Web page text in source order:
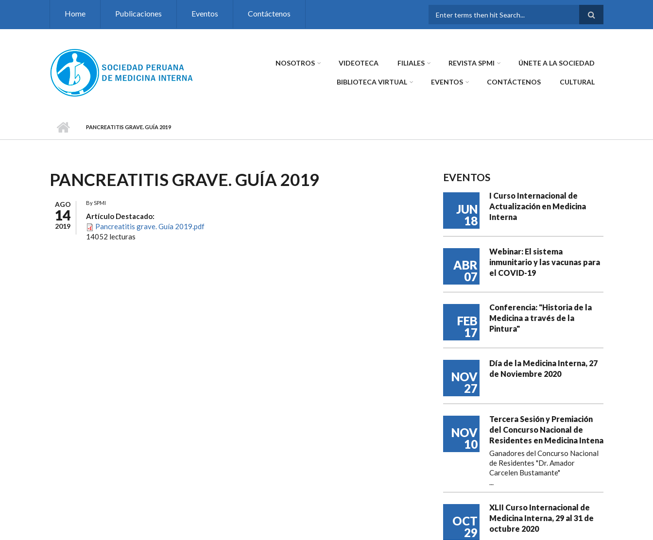
Home Publicaciones Eventos Contáctenos
FORMULARIO DE
NOSOTROS VIDEOTECA FILIALES REVISTA SPMI ÚNETE A LA SOCIEDAD
BIBLIOTECA VIRTUAL EVENTOS CONTÁCTENOS CULTURAL
PANCREATITIS GRAVE. GUÍA 2019
PANCREATITIS GRAVE. GUÍA 2019
AGO
14
2019
BySPMI
Artículo Destacado:
Pancreatitis grave. Guía 2019.pdf
14052 lecturas
EVENTOS
JUN
18
I Curso Internacional de
Actualización en Medicina
Interna
ABR
07
Webinar: El sistema
inmunitario y las vacunas para
el COVID-19
FEB
17
Conferencia: "Historia de la
Medicina a través de la
Pintura"
NOV
27
Día de la Medicina Interna, 27
de Noviembre 2020
NOV
10
Tercera Sesión y Premiación
del Concurso Nacional de
Residentes en Medicina Intena
Ganadores del Concurso Nacional
de Residentes "Dr. Amador
Carcelen Bustamante"
...
OCT
29
XLII Curso Internacional de
Medicina Interna, 29 al 31 de
octubre 2020